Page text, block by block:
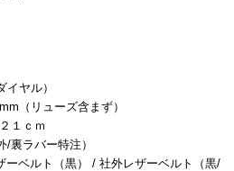
ヤル）
（リューズ含まず）
１ｃｍ
裏ラバー特注）
ーベルト（黒） / 社外レザーベルト（黒/